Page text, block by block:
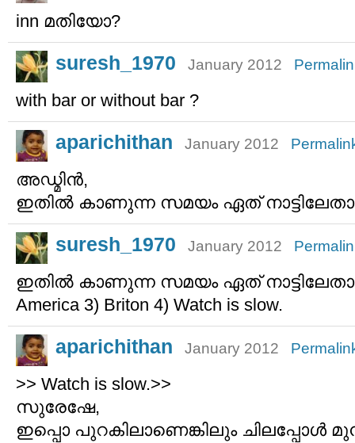
inn മതിയോ?
suresh_1970 January 2012
with bar or without bar ?
aparichithan January 2012
അഡ്മിന്‍,
ഇതില്‍ കാണുന്ന സമയം ഏത്
suresh_1970 January 2012
ഇതില്‍ കാണുന്ന സമയം ഏത്
America 3) Briton 4) Watch is slow.
aparichithan January 2012
>> Watch is slow.>>
സുരേഷേ,
ഇപ്പൊ പുറകിലാണെങ്കിലും ചിലപ്പോള്‍